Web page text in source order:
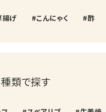
揚げ こんにゃく 酢
種類で探す